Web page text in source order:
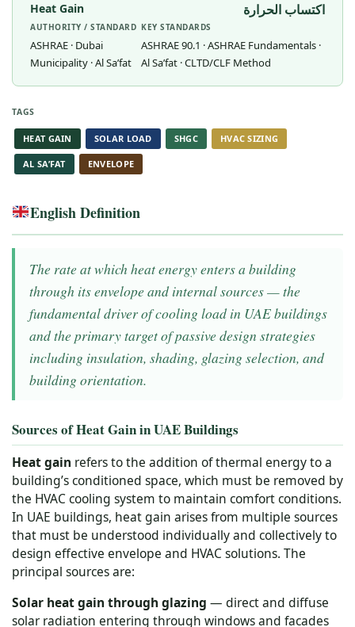
Heat Gain اكتساب الحرارة
AUTHORITY / STANDARD
ASHRAE · Dubai
Municipality · Al Sa’fat
KEY STANDARDS
ASHRAE 90.1 · ASHRAE Fundamentals ·
Al Sa’fat · CLTD/CLF Method
TAGS
HEAT GAIN SOLAR LOAD SHGC HVAC SIZING
AL SA’FAT ENVELOPE
English Definition
The rate at which heat energy enters a building
through its envelope and internal sources — the
fundamental driver of cooling load in UAE buildings
and the primary target of passive design strategies
including insulation, shading, glazing selection, and
building orientation.
Sources of Heat Gain in UAE Buildings
Heat gain refers to the addition of thermal energy to a
building’s conditioned space, which must be removed by
the HVAC cooling system to maintain comfort conditions.
In UAE buildings, heat gain arises from multiple sources
that must be understood individually and collectively to
design effective envelope and HVAC solutions. The
principal sources are:
Solar heat gain through glazing — direct and diffuse
solar radiation entering through windows and facades